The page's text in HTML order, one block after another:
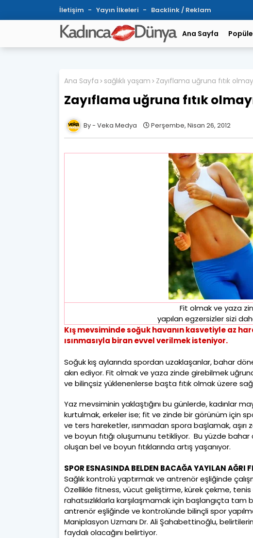
İletişim Yayın İlkeleri Backlink / Reklam
Ana Sayfa
Ana Sayfa sağlıklı yaşam Zayıflama uğruna fıtık
Zayıflama uğruna fıtık
Veka Medya Perşembe, Nisan 26, 2012
Fit olmak ve yaza
yapılan egzersizler sizi
Kış mevsiminde soğuk havanın kasvetiyle az
ısınmasıyla biran evvel verilmek isteniyor.
Soğuk kış aylarında spordan uzaklaşanlar, bahar
akın ediyor. Fit olmak ve yaza zinde girebilmek
ve bilinçsiz yüklenenlerse başta fıtık olmak üzere
Yaz mevsiminin yaklaştığını bu günlerde, kadınlar
kurtulmak, erkeler ise; fit ve zinde bir görünüm için
ve ters hareketler, ısınmadan spora başlamak,
ve boyun fıtığı oluşumunu tetikliyor. Bu yüzde
oluşan bel ve boyun fıtıklarında artış yaşanıyor.
SPOR ESNASINDA BELDEN BACAĞA YAYILAN AĞRI
Sağlık kontrolü yaptırmak ve antrenör eşliğinde
Özellikle fitness, vücut geliştirme, kürek çekme,
rahatsızlıklarla karşılaşmamak için başlangıçta
antrenör eşliğinde ve kontrolünde bilinçli spor
Maniplasyon Uzmanı Dr. Ali Şahabettinoğlu,
faydalı olacağını belirtiyor.